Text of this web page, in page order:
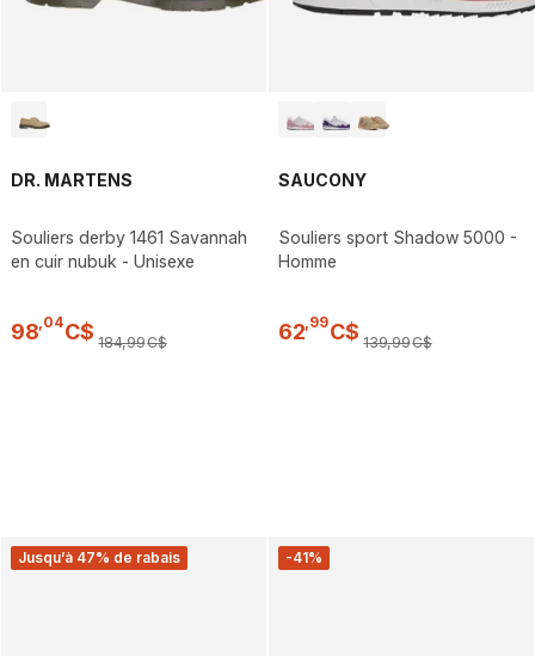
DR. MARTENS
Souliers derby 1461 Savannah
en cuir nubuk - Unisexe
98 04C$ 184,99C$
SAUCONY
Souliers sport Shadow 5000 -
Homme
62 99C$ 139,99C$
Jusqu’à 47% de rabais -41%